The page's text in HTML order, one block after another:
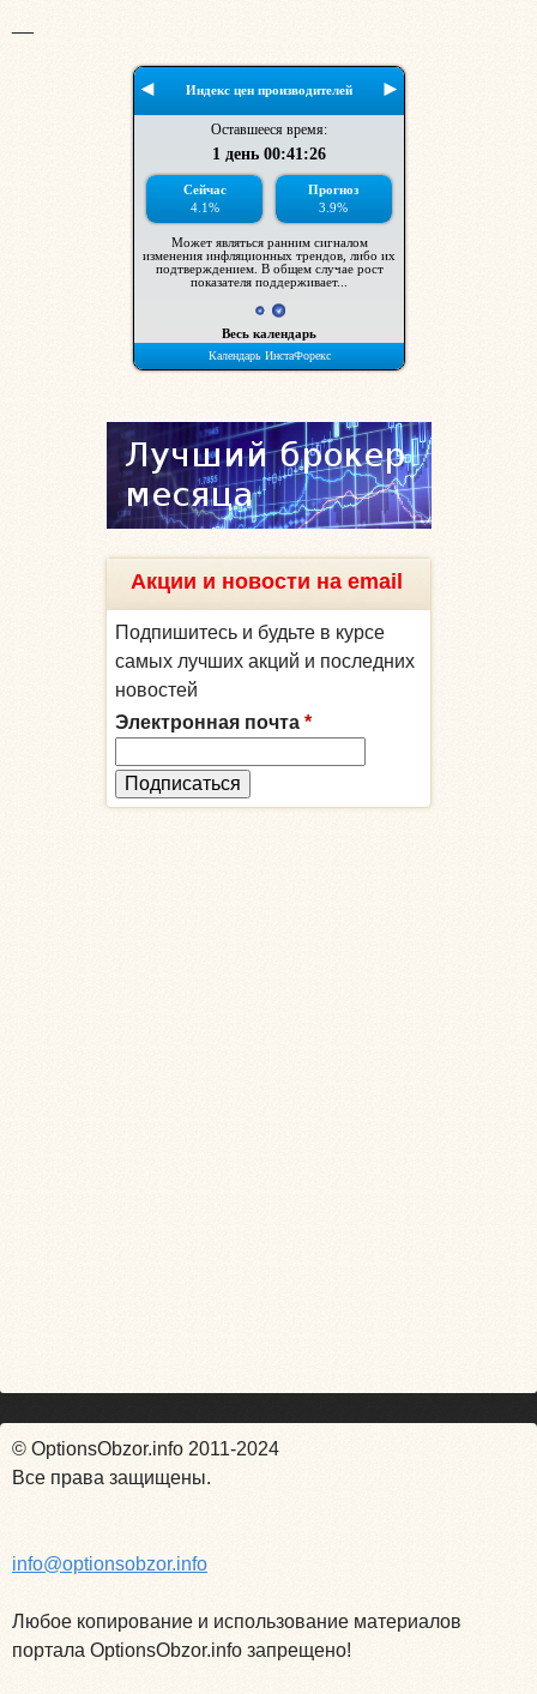
Акции и новости на email
Подпишитесь и будьте в курсе
самых лучших акций и последних
новостей
Электронная почта *
© OptionsObzor.info 2011-2024
Все права защищены.
info@optionsobzor.info
Любое копирование и использование материалов
портала OptionsObzor.info запрещено!